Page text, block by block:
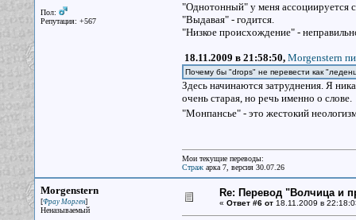
Пол:
Репутация: +567
"Однотонный" у меня ассоциируется
"Выдавая" - годится.
"Низкое происхождение" -
18.11.2009 в 21:58:50, Morgenstern
Почему бы "drops" не перевести как
Здесь начинаются затруднения. Я
очень старая, но речь именно о слове.
"Монпансье" - это жестокий
Мои текущие переводы:
Стражарка 7, версия 30.07.26
Morgenstern
[Фрау Морген]
Неназываемый
Re: Перевод "Волчица и
« Ответ #6 от18.11.2009 в